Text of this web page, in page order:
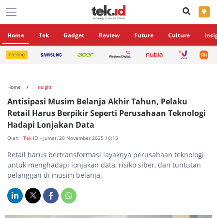
×
Home Tek Gadget Review Future Culture
Home Insight
Antisipasi Musim Belanja Akhir Tahun, Pelaku
Retail Harus Berpikir Seperti Perusahaan Teknologi
Hadapi Lonjakan Data
Oleh: Tek ID - Jumat, 28 November 2025 16:15
Retail harus bertransformasi layaknya perusahaan teknologi
untuk menghadapi lonjakan data, risiko siber, dan tuntutan
pelanggan di musim belanja.